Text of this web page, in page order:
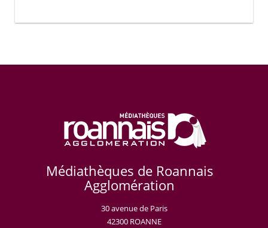
Médiathèques de Roannais
Agglomération
30 avenue de Paris
42300 ROANNE